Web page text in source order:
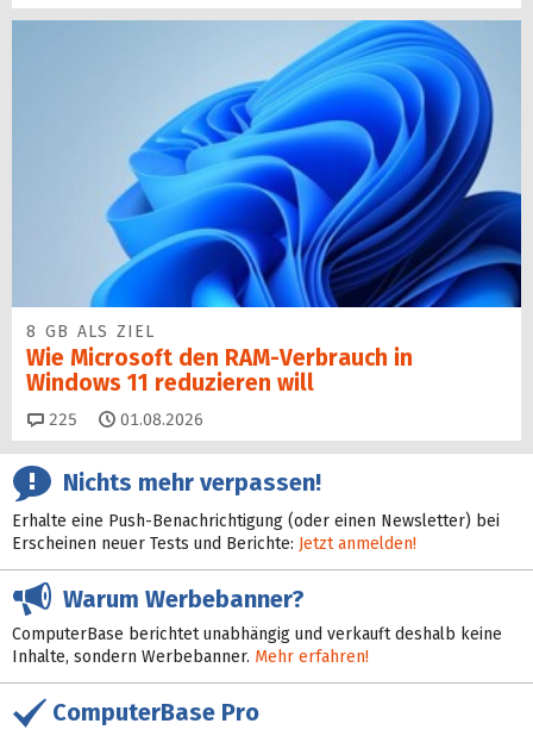
8 GB ALS ZIEL
Wie Microsoft den RAM-Verbrauch in
Windows 11 reduzieren will
225 Kommentare
01.08.2026
Nichts mehr verpassen!
Erhalte eine Push-Benachrichtigung (oder einen Newsletter) bei
Erscheinen neuer Tests und Berichte: Jetzt anmelden!
Warum Werbebanner?
ComputerBase berichtet unabhängig und verkauft deshalb keine
Inhalte, sondern Werbebanner. Mehr erfahren!
ComputerBase Pro